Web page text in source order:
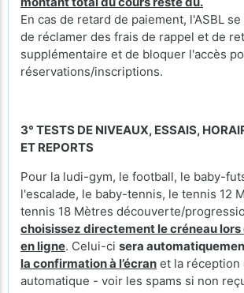
En cas de retard de paiement, l'ASBL
de réclamer des frais de rappel et de
supplémentaire et de bloquer l'accès
réservations/inscriptions.
3° TESTS DE NIVEAUX, ESSAIS,
ET REPORTS
Pour la ludi-gym, le football, le baby-
l'escalade, le baby-tennis, le tennis 12
tennis 18 Mètres découverte/
choisissez directement le créneau lors
en ligne. Celui-ci sera
la confirmation à l’écran et la réception
automatique - voir les spams si non